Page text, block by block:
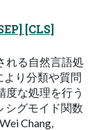
[CLS]
れる自然言語処
より分類や質問
度な処理を行う
シグモイド関数
Chang,